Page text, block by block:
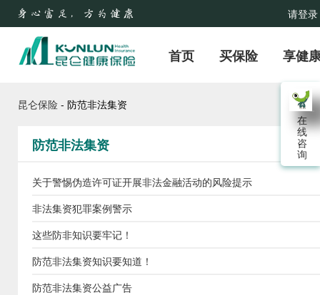
请登录
首页 买保险 享健
在
线
咨
询
昆仑保险 - 防范非法集资
防范非法集资
关于警惕伪造许可证开展非法金融活动的风险提示
非法集资犯罪案例警示
这些防非知识要牢记！
防范非法集资知识要知道！
防范非法集资公益广告